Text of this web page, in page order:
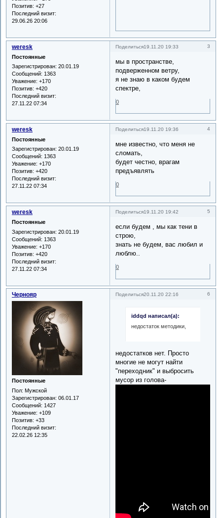
Позитив: +27
Последний визит:
29.06.26 20:06
Поделиться 3
19.11.20 19:33
weresk
Постоянные
Зарегистрирован: 20.01.19
Сообщений: 1363
Уважение: +170
Позитив: +420
Последний визит:
27.11.22 07:34
мы в пространстве,
подверженном ветру,
я не знаю в каком будем
спектре,
0
Поделиться 4
19.11.20 19:36
weresk
Постоянные
Зарегистрирован: 20.01.19
Сообщений: 1363
Уважение: +170
Позитив: +420
Последний визит:
27.11.22 07:34
мне известно, что меня не
сломать,
будет честно, врагам
предъявлять
0
Поделиться 5
19.11.20 19:42
weresk
Постоянные
Зарегистрирован: 20.01.19
Сообщений: 1363
Уважение: +170
Позитив: +420
Последний визит:
27.11.22 07:34
если будем , мы как тени в
строю,
знать не будем, вас любил и
люблю..
0
Поделиться 6
20.11.20 22:16
Чернояр
Постоянные
Пол: Мужской
Зарегистрирован: 06.01.17
Сообщений: 1427
Уважение: +109
Позитив: +33
Последний визит:
22.02.26 12:35
iddqd написал(а):
недостаток методики,
недостатков нет. Просто
многие не могут найти
"переходник" и выбросить
мусор из голова-